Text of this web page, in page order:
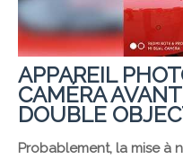
APPAREIL
CAMÉRA
DOUBLE
Probablement, la mise à